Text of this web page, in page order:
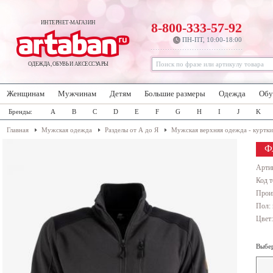
ИНТЕРНЕТ-МАГАЗИН
ОДЕЖДА, ОБУВЬ И АКСЕССУАРЫ
8-800-333-57-92
ПН-ПТ, 10:00-18:00
Женщинам Мужчинам Детям Большие размеры Одежда
Бренды: A B C D E F G H I J K
Главная Мужская одежда Разделы от А до Я Мужская верхняя одежда -
Код
Пол: